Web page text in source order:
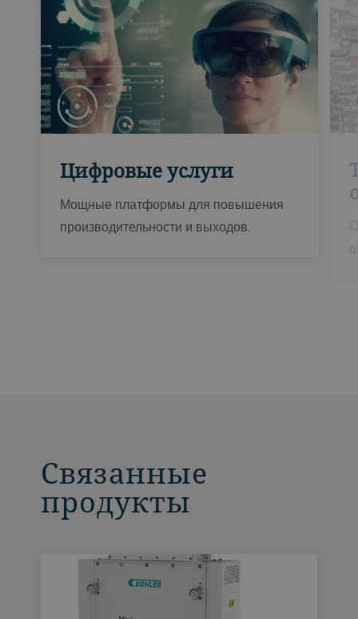
Цифровые услуги
Мощные платформы для повышения
производительности и выходов.
Связанные
продукты